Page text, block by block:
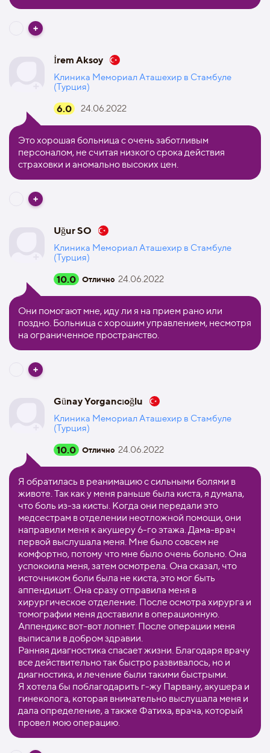
İrem Aksoy
Клиника Мемориал Аташехир в Стамбуле
(Турция)
6.0 24.06.2022
Это хорошая больница с очень заботливым
персоналом, не считая низкого срока действия
страховки и аномально высоких цен.
Uğur SO
Клиника Мемориал Аташехир в Стамбуле
(Турция)
10.0 Отлично 24.06.2022
Они помогают мне, иду ли я на прием рано или
поздно. Больница с хорошим управлением, несмотря
на ограниченное пространство.
Günay Yorgancıoğlu
Клиника Мемориал Аташехир в Стамбуле
(Турция)
10.0 Отлично 24.06.2022
Я обратилась в реанимацию с сильными болями в
животе. Так как у меня раньше была киста, я думала,
что боль из-за кисты. Когда они передали это
медсестрам в отделении неотложной помощи, они
направили меня к акушеру 6-го этажа. Дама-врач
первой выслушала меня. Мне было совсем не
комфортно, потому что мне было очень больно. Она
успокоила меня, затем осмотрела. Она сказал, что
источником боли была не киста, это мог быть
аппендицит. Она сразу отправила меня в
хирургическое отделение. После осмотра хирурга и
томографии меня доставили в операционную.
Аппендикс вот-вот лопнет. После операции меня
выписали в добром здравии.
Ранняя диагностика спасает жизни. Благодаря врачу
все действительно так быстро развивалось, но и
диагностика, и лечение были такими быстрыми.
Я хотела бы поблагодарить г-жу Парвану, акушера и
гинеколога, которая внимательно выслушала меня и
дала определение, а также Фатиха, врача, который
провел мою операцию.